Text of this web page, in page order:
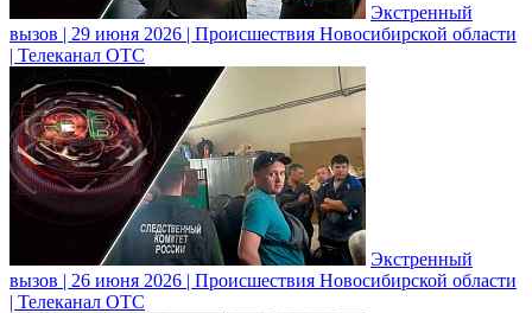
Экстренный
вызов | 29 июня 2026 | Происшествия Новосибирской области
| Телеканал ОТС
Экстренный
вызов | 26 июня 2026 | Происшествия Новосибирской области
| Телеканал ОТС